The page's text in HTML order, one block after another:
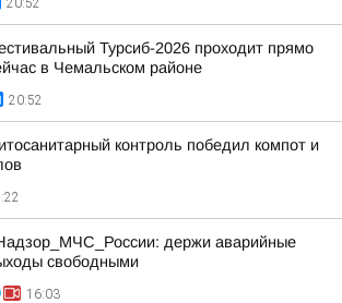
20:52
Турсиб-2026 проходит прямо
в Чемальском районе
20:52
контроль победил компот и
держи аварийные
свободными
16:03